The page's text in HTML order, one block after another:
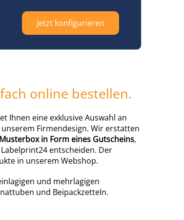
Jetzt konfigurieren
online bestellen.
Ihnen eine exklusive Auswahl an
Firmendesign. Wir erstatten
in Form eines Gutscheins,
entscheiden. Der
in unserem Webshop.
und mehrlagigen
und Beipackzetteln.